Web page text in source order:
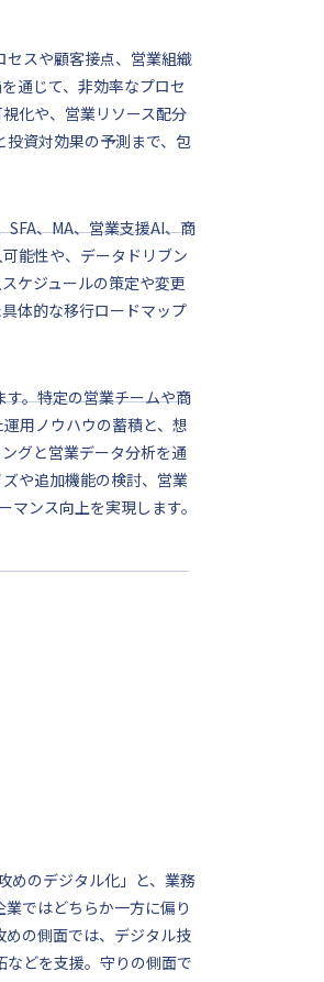
セスや顧客接点、営業組織
通じて、非効率なプロセ
化や、営業リソース配分
資対効果の予測まで、包
、MA、営業支援AI、商
能性や、データドリブン
ケジュールの策定や変更
体的な移行ロードマップ
。特定の営業チームや商
用ノウハウの蓄積と、想
グと営業データ分析を通
や追加機能の検討、営業
ンス向上を実現します。
めのデジタル化」と、業務
ではどちらか一方に偏り
の側面では、デジタル技
どを支援。守りの側面で